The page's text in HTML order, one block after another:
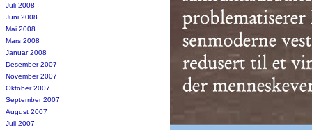
Juli 2008
Juni 2008
Mai 2008
Mars 2008
Januar 2008
Desember 2007
November 2007
Oktober 2007
September 2007
August 2007
Juli 2007